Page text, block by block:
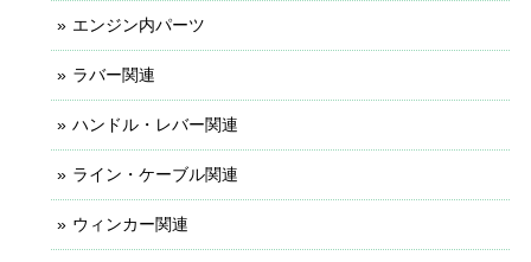
エンジン内パーツ
ラバー関連
ハンドル・レバー関連
ライン・ケーブル関連
ウィンカー関連